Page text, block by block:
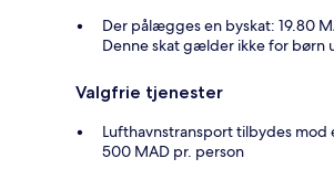
Der pålægges en byskat: 19.80
Denne skat gælder ikke for børn
Valgfrie tjenester
Lufthavnstransport tilbydes mod
500 MAD pr. person